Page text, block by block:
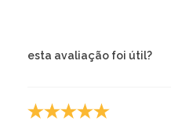
esta avaliação foi útil?